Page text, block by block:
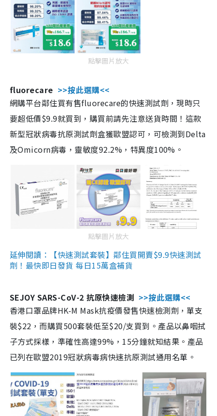
點擊圖片放大
fluorecare >>按此選購<<
網購平台鄰住買有售fluorecare的快速測試劑，現時只
要超低價$9.9就買到，購買前請先注意送貨時間！這款
新型冠狀病毒抗原測試劑盒獲歐盟認可，可檢測到Delta
及Omicorn病毒，靈敏度92.2%，特異度100%。
點擊圖片放大
延伸閱讀：【快速測試套裝】鄰住買開賣$9.9快速測試
劑！最快即日發貨 每日15萬盒補貨
SEJOY SARS-CoV-2 抗原快速檢測 >>按此選購<<
香港口罩品牌HK-M Mask抗疫價發售快速檢測劑，單支
裝$22，而購買500套裝低至$20/支買到。產品以鼻咽拭
子方式採樣，準確性高達99%，15分鐘就知結果。產品
已列在歐盟2019冠狀病毒病快速抗原測試通用名單。